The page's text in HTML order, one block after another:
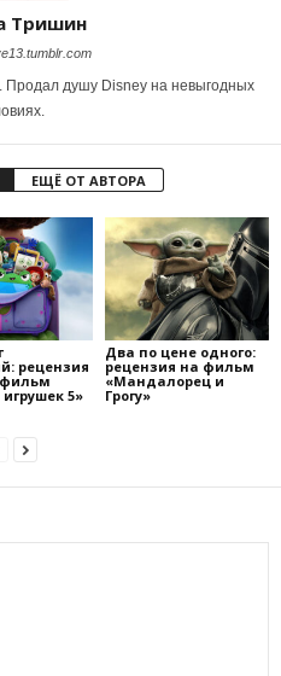
Тришин
Продал душу Disney на невыгодных
ЕЩЁ ОТ АВТОРА
рецензия
5»
Два по цене одного:
рецензия на фильм
«Мандалорец и
Грогу»